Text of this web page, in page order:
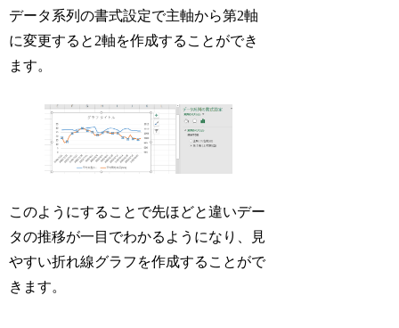
データ系列の書式設定で主軸から第2軸
に変更すると2軸を作成することができ
ます。
このようにすることで先ほどと違いデー
タの推移が一目でわかるようになり、見
やすい折れ線グラフを作成することがで
きます。